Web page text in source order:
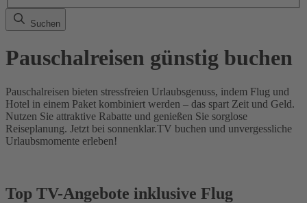
Suchen
Pauschalreisen günstig buchen
Pauschalreisen bieten stressfreien Urlaubsgenuss, indem Flug und
Hotel in einem Paket kombiniert werden – das spart Zeit und Geld.
Nutzen Sie attraktive Rabatte und genießen Sie sorglose
Reiseplanung. Jetzt bei sonnenklar.TV buchen und unvergessliche
Urlaubsmomente erleben!
Top TV-Angebote inklusive Flug